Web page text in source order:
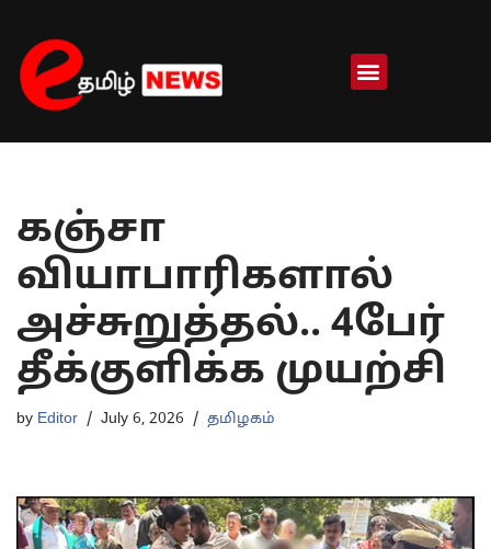
Skip
to
content
கஞ்சா
வியாபாரிகளால்
அச்சுறுத்தல்.. 4பேர்
தீக்குளிக்க முயற்சி
by Editor July 6, 2026 தமிழகம்